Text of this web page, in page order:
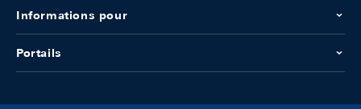
Informations pour
Portails